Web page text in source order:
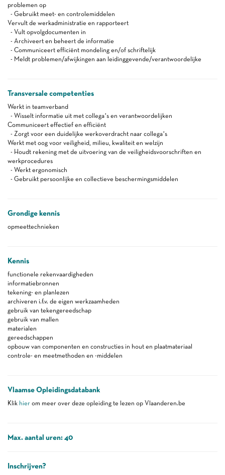
problemen op
- Gebruikt meet- en controlemiddelen
Vervult de werkadministratie en rapporteert
- Vult opvolgdocumenten in
- Archiveert en beheert de informatie
- Communiceert efficiënt mondeling en/of schriftelijk
- Meldt problemen/afwijkingen aan leidinggevende/verantwoordelijke
Transversale competenties
Werkt in teamverband
- Wisselt informatie uit met collega’s en verantwoordelijken
Communiceert effectief en efficiënt
- Zorgt voor een duidelijke werkoverdracht naar collega’s
Werkt met oog voor veiligheid, milieu, kwaliteit en welzijn
- Houdt rekening met de uitvoering van de veiligheidsvoorschriften en
werkprocedures
- Werkt ergonomisch
- Gebruikt persoonlijke en collectieve beschermingsmiddelen
Grondige kennis
opmeettechnieken
Kennis
functionele rekenvaardigheden
informatiebronnen
tekening- en planlezen
archiveren i.f.v. de eigen werkzaamheden
gebruik van tekengereedschap
gebruik van mallen
materialen
gereedschappen
opbouw van componenten en constructies in hout en plaatmateriaal
controle- en meetmethoden en -middelen
Vlaamse Opleidingsdatabank
Klik hier om meer over deze opleiding te lezen op Vlaanderen.be
Max. aantal uren: 40
Inschrijven?